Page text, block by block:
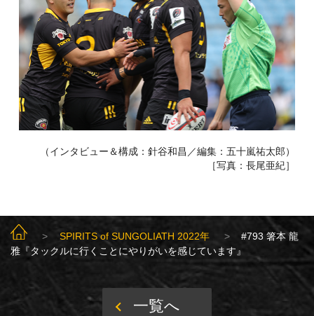
SUNGOLIATH TOP
SPIRITS of SUNGOLIATH 2022年
#793 箸本 龍
雅『タックルに行くことにやりがいを感じています』
（インタビュー＆構成：針谷和昌／編集：五十嵐祐太郎）
［写真：長尾亜紀］
一覧へ